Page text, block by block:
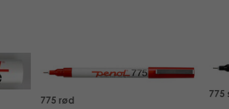
775 rød
775